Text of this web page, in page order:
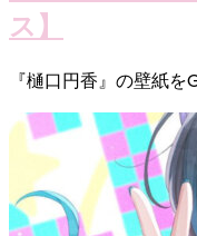
ス】
『樋口円香』の壁紙を